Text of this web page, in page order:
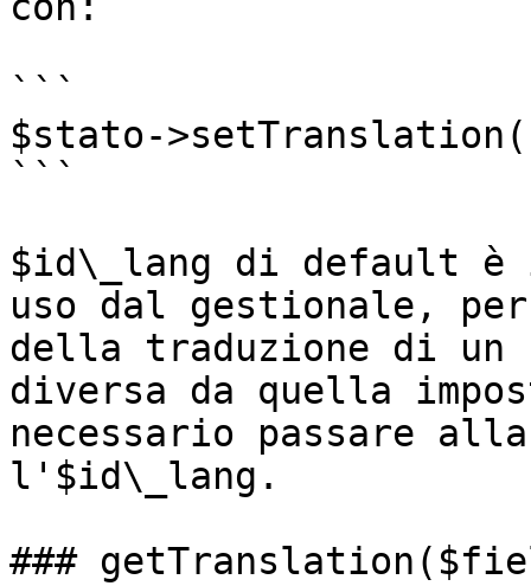
```
$stato-
```
$id\_lang di default è
uso dal gestionale,
della traduzione di un
diversa da quella
necessario passare
l'$id\_lang.
###